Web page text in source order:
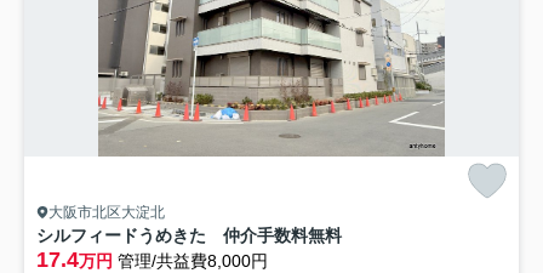
大阪市北区大淀北
シルフィードうめきた 仲介手数料無料
17.4万円 管理/共益費8,000円